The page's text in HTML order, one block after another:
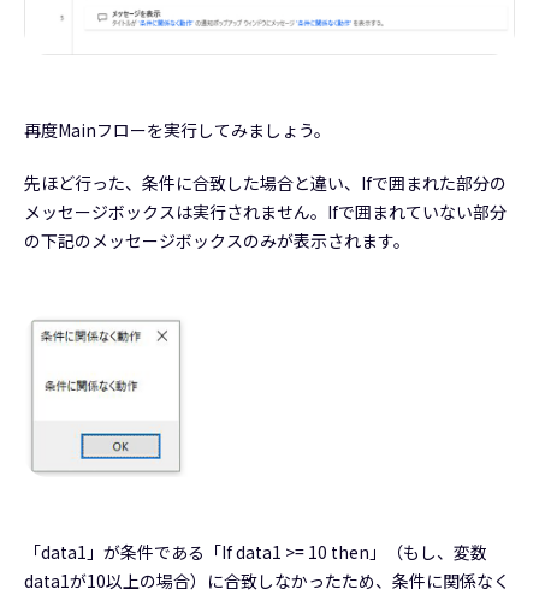
再度Mainフローを実行してみましょう。
先ほど行った、条件に合致した場合と違い、Ifで囲まれた部分の
メッセージボックスは実行されません。Ifで囲まれていない部分
の下記のメッセージボックスのみが表示されます。
「data1」が条件である「If data1 >= 10 then」（もし、変数
data1が10以上の場合）に合致しなかったため、条件に関係なく